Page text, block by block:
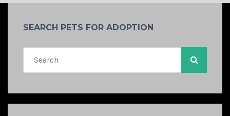
SEARCH PETS FOR ADOPTION